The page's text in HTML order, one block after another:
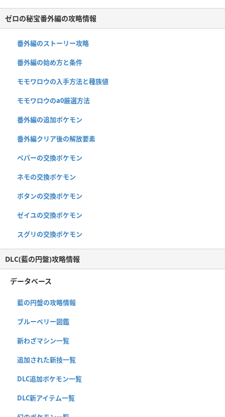
ゼロの秘宝番外編の攻略情報
番外編のストーリー攻略
番外編の始め方と条件
モモワロウの入手方法と種族値
モモワロウのa0厳選方法
番外編の追加ポケモン
番外編クリア後の解放要素
ペパーの交換ポケモン
ネモの交換ポケモン
ボタンの交換ポケモン
ゼイユの交換ポケモン
スグリの交換ポケモン
DLC(藍の円盤)攻略情報
データベース
藍の円盤の攻略情報
ブルーベリー図鑑
新わざマシン一覧
追加された新技一覧
DLC追加ポケモン一覧
DLC新アイテム一覧